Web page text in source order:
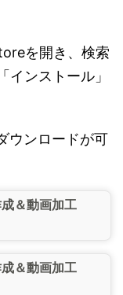
を開き、検索
ンストール」
ウンロードが可
＆動画加工
＆動画加工